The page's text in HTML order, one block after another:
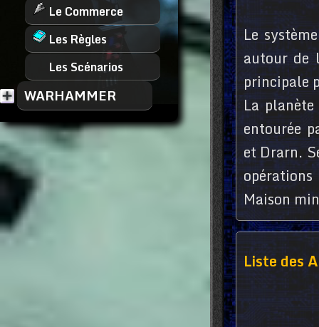
Le Commerce
Les Règles
Les Scénarios
WARHAMMER
Le
autour de
principale
La
entourée
et Drarn.
Maison
Liste des